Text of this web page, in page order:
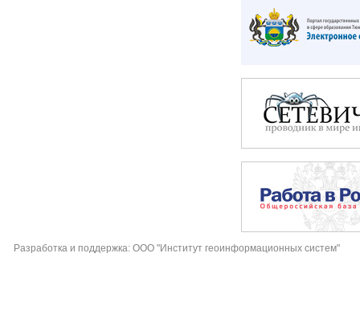
Разработка и поддержка: ООО "Институт геоинформационных систем"